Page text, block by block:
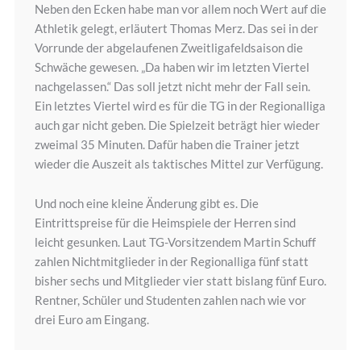
Neben den Ecken habe man vor allem noch Wert auf die
Athletik gelegt, erläutert Thomas Merz. Das sei in der
Vorrunde der abgelaufenen Zweitligafeldsaison die
Schwäche gewesen. „Da haben wir im letzten Viertel
nachgelassen.“ Das soll jetzt nicht mehr der Fall sein.
Ein letztes Viertel wird es für die TG in der Regionalliga
auch gar nicht geben. Die Spielzeit beträgt hier wieder
zweimal 35 Minuten. Dafür haben die Trainer jetzt
wieder die Auszeit als taktisches Mittel zur Verfügung.
Und noch eine kleine Änderung gibt es. Die
Eintrittspreise für die Heimspiele der Herren sind
leicht gesunken. Laut TG-Vorsitzendem Martin Schuff
zahlen Nichtmitglieder in der Regionalliga fünf statt
bisher sechs und Mitglieder vier statt bislang fünf Euro.
Rentner, Schüler und Studenten zahlen nach wie vor
drei Euro am Eingang.